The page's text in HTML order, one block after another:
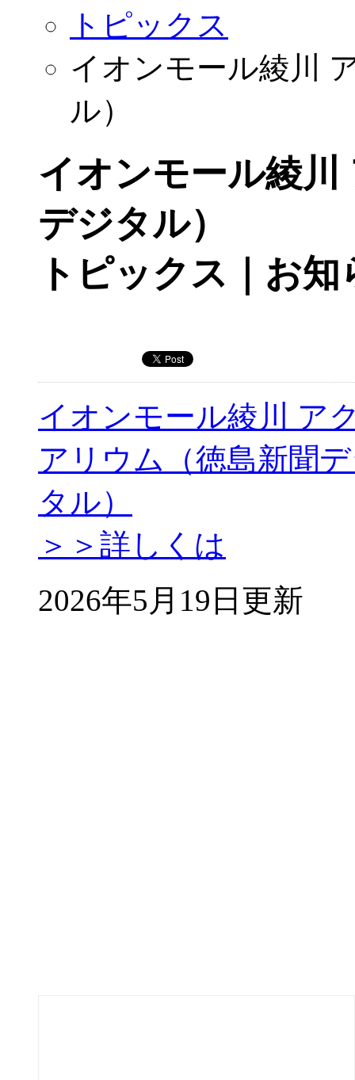
トピックス
イオンモール綾川
ル）
イオンモール綾
デジタル）
トピックス｜お知
イオンモール綾川 ア
アリウム（徳島新聞
タル）
＞＞詳しくは
2026年5月19日更新